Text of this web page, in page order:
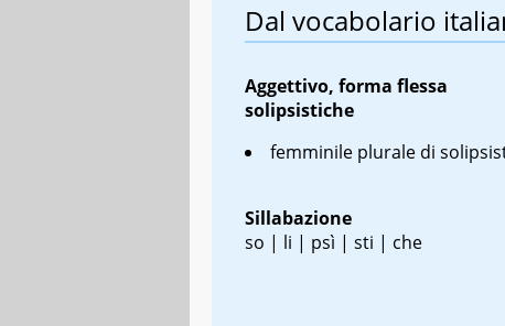
Dal vocabolario
Aggettivo, forma flessa
solipsistiche
femminile plurale di
Sillabazione
so | li | psì | sti | che